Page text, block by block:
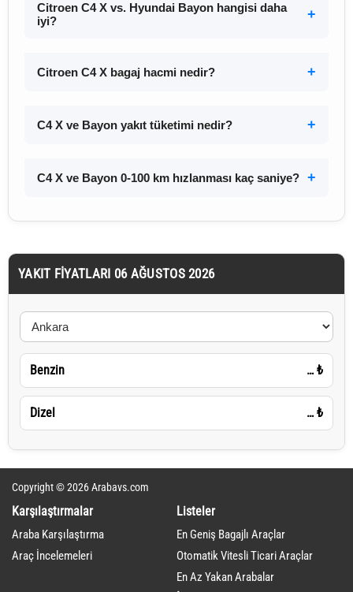
Citroen C4 X vs. Hyundai Bayon hangisi daha
iyi?
Citroen C4 X bagaj hacmi nedir?
C4 X ve Bayon yakıt tüketimi nedir?
C4 X ve Bayon 0-100 km hızlanması kaç saniye?
YAKIT FIYATLARI 06 AĞUSTOS 2026
Benzin … ₺
Dizel … ₺
Copyright © 2026 Arabavs.com
Karşılaştırmalar
Araba Karşılaştırma
Araç İncelemeleri
Listeler
En Geniş Bagajlı Araçlar
Otomatik Vitesli Ticari Araçlar
En Az Yakan Arabalar